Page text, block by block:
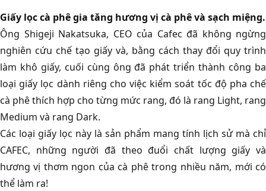
Giấy lọc cà phê gia tăng hương vị cà phê và sạch miệng.
Ông Shigeji Nakatsuka, CEO của Cafec đã không ngừng
nghiên cứu chế tạo giấy và, bằng cách thay đổi quy trình
làm khô giấy, cuối cùng ông đã phát triển thành công ba
loại giấy lọc dành riêng cho việc kiểm soát tốc độ pha chế
cà phê thích hợp cho từng mức rang, đó là rang Light, rang
Medium và rang Dark.
Các loại giấy lọc này là sản phẩm mang tính lịch sử mà chỉ
CAFEC, những người đã theo đuổi chất lượng giấy và
hương vị thơm ngon của cà phê trong nhiều năm, mới có
thể làm ra!